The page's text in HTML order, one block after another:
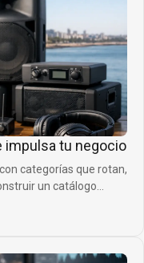
impulsa tu negocio
categorías que rotan,
un catálogo